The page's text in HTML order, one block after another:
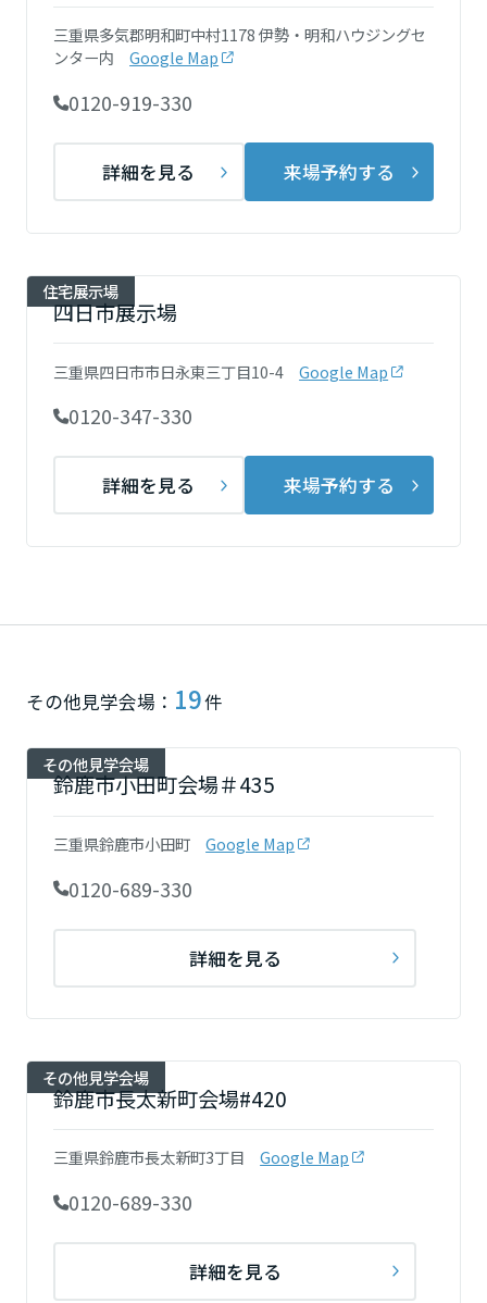
ホームラウンジ 新築・戸建て
ウエルネス事業
海外事業
ミサワアイデンティティ
三重県多気郡明和町中村1178 伊勢・明和ハウジングセ
ンター内
Google Map
0120-919-330
詳細を見る 来場予約する
住宅展示場
四日市展示場
三重県四日市市日永東三丁目10-4 Google Map
0120-347-330
詳細を見る 来場予約する
その他見学会場： 19件
その他見学会場
鈴鹿市小田町会場＃435
三重県鈴鹿市小田町 Google Map
0120-689-330
詳細を見る
その他見学会場
鈴鹿市長太新町会場#420
三重県鈴鹿市長太新町3丁目 Google Map
0120-689-330
詳細を見る
埼玉県
神奈川県
甲信越・北陸
富山県
新潟県
東海エリア
岐阜県
静岡県
三重県